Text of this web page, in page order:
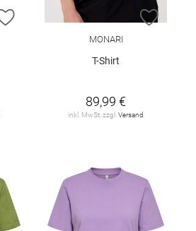
ZUR WUNSCHLISTE HINZUFÜGEN
ZUR
MONARI
T-Shirt
89,99 €
inkl. MwSt. zzgl. Versand